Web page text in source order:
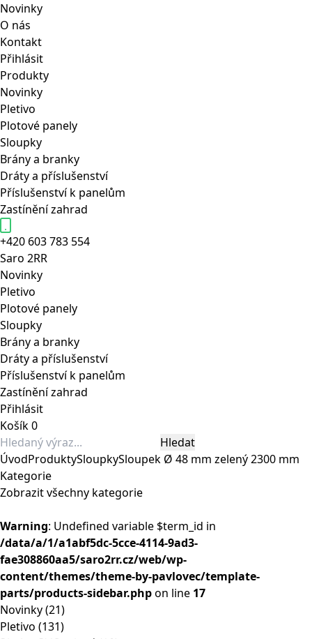
Novinky
O nás
Kontakt
Přihlásit
Produkty
Novinky
Pletivo
Plotové panely
Sloupky
Brány a branky
Dráty a příslušenství
Příslušenství k panelům
Zastínění zahrad
+420 603 783 554
Saro 2RR
Novinky
Pletivo
Plotové panely
Sloupky
Brány a branky
Dráty a příslušenství
Příslušenství k panelům
Zastínění zahrad
Přihlásit
Košík0
ÚvodProduktySloupkySloupek Ø 48 mm zelený 2300 mm
Kategorie
Zobrazit všechny kategorie
Warning: Undefined variable $term_id in
/data/a/1/a1abf5dc-5cce-4114-9ad3-
fae308860aa5/saro2rr.cz/web/wp-
content/themes/theme-by-pavlovec/template-
parts/products-sidebar.phpon line 17
Novinky(21)
Pletivo (131)